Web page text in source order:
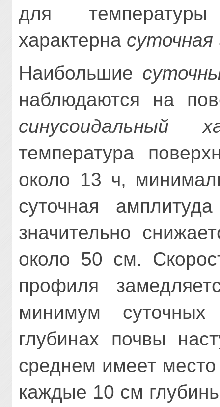
для
характерна суточная
Наибольшие
наблюдаются на
синусоидальный
температура
около 13 ч,
суточная
значительно
около 50 см.
профиля
минимум
глубинах почвы
среднем имеет
каждые 10 см